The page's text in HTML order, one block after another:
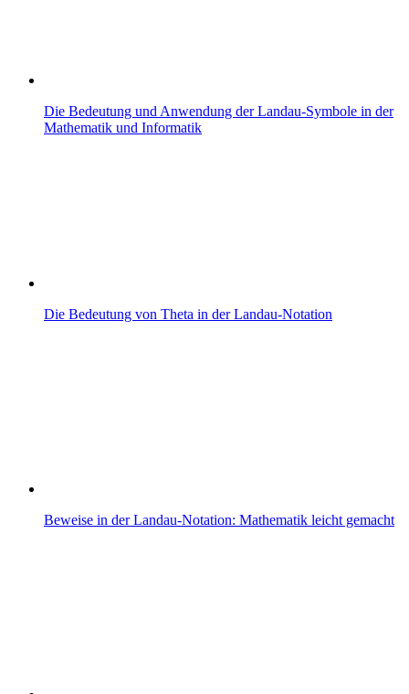
Die Bedeutung und Anwendung der Landau-Symbole in der
Mathematik und Informatik
Die Bedeutung von Theta in der Landau-Notation
Beweise in der Landau-Notation: Mathematik leicht gemacht